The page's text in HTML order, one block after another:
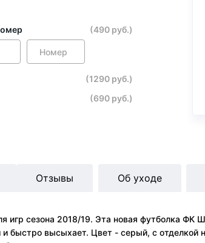
(490 руб.)
(1290 руб.)
(690 руб.)
сезона 2018/19. Эта новая футболка ФК
высыхает. Цвет - серый, с отделкой
Отзывы Об уходе